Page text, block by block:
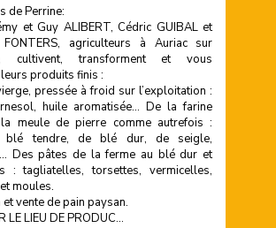
de Perrine:
et Guy ALIBERT, Cédric GUIBAL et
FONTERS, agriculteurs à Auriac sur
cultivent, transforment et vous
produits finis :
pressée à froid sur l’exploitation :
huile aromatisée... De la farine
meule de pierre comme autrefois :
blé tendre, de blé dur, de seigle,
Des pâtes de la ferme au blé dur et
: tagliatelles, torsettes, vermicelles,
moules.
vente de pain paysan.
LE LIEU DE PRODUC...